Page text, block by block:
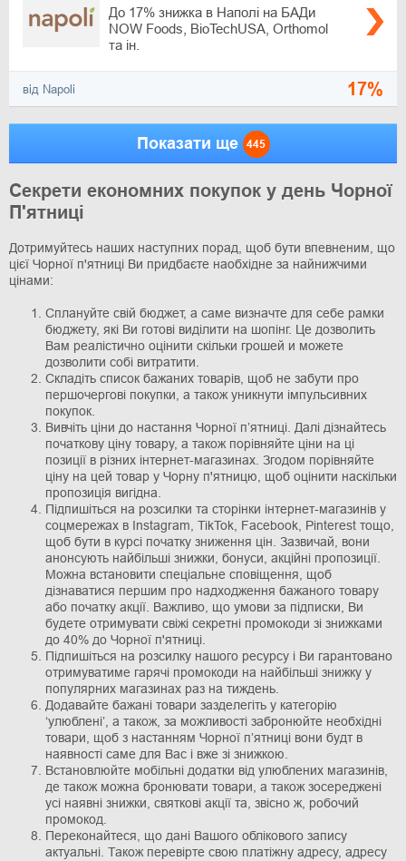
До 17% знижка в Наполі на БАДи
NOW Foods, BioTechUSA, Orthomol
та ін.
від Napoli 17%
Показати ще 445
Секрети економних покупок у день Чорної
П'ятниці
Дотримуйтесь наших наступних порад, щоб бути впевненим, що
цієї Чорної п'ятниці Ви придбаєте наобхідне за найнижчими
цінами:
Сплануйте свій бюджет, а саме визначте для себе рамки
бюджету, які Ви готові виділити на шопінг. Це дозволить
Вам реалістично оцінити скільки грошей и можете
дозволити собі витратити.
Складіть список бажаних товарів, щоб не забути про
першочергові покупки, а також уникнути імпульсивних
покупок.
Вивчіть ціни до настання Чорної п’ятниці. Далі дізнайтесь
початкову ціну товару, а також порівняйте ціни на ці
позиції в різних інтернет-магазинах. Згодом порівняйте
ціну на цей товар у Чорну п'ятницю, щоб оцінити наскільки
пропозиція вигідна.
Підпишіться на розсилки та сторінки інтернет-магазинів у
соцмережах в Instagram, TikTok, Facebook, Pinterest тощо,
щоб бути в курсі початку зниження цін. Зазвичай, вони
анонсують найбільші знижки, бонуси, акційні пропозиції.
Можна встановити спеціальне сповіщення, щоб
дізнаватися першим про надходження бажаного товару
або початку акції. Важливо, що умови за підписки, Ви
будете отримувати свіжі секретні промокоди зі знижками
до 40% до Чорної п'ятниці.
Підпишіться на розсилку нашого ресурсу і Ви гарантовано
отримуватиме гарячі промокоди на найбільші знижку у
популярних магазинах раз на тиждень.
Додавайте бажані товари зазделегіть у категорію
‘улюблені’, а також, за можливості забронюйте необхідні
товари, щоб з настанням Чорної п’ятниці вони будт в
наявності саме для Вас і вже зі знижкою.
Встановлюйте мобільні додатки від улюблених магазинів,
де також можна бронювати товари, а також зосереджені
усі наявні знижки, святкові акції та, звісно ж, робочий
промокод.
Переконайтеся, що дані Вашого облікового запису
актуальні. Також перевірте свою платіжну адресу, адресу